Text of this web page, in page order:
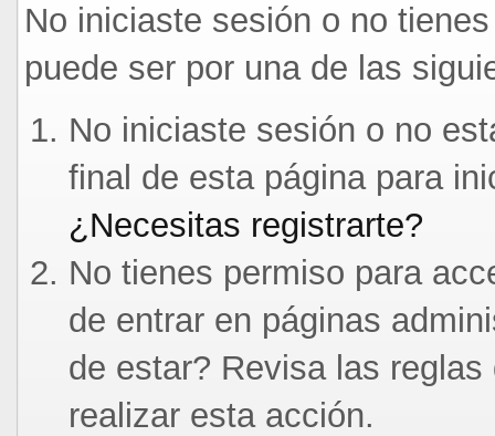
No iniciaste sesión o no
puede ser por una de las
No iniciaste sesión o no
final de esta página para
¿Necesitas registrarte?
No tienes permiso para
de entrar en páginas
de estar? Revisa las
realizar esta acción.